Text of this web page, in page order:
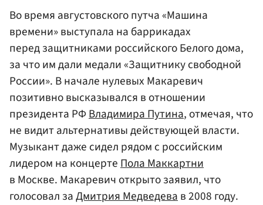
Во время августовского путча «Машина
времени» выступала на баррикадах
перед защитниками российского Белого дома,
за что им дали медали «Защитнику свободной
России». В начале нулевых Макаревич
позитивно высказывался в отношении
президента РФВладимира Путина, отмечая, что
не видит альтернативы действующей власти.
Музыкант даже сидел рядом с российским
лидером на концертеПола Маккартни
в Москве. Макаревич открыто заявил, что
голосовал заДмитрия Медведевав 2008 году.